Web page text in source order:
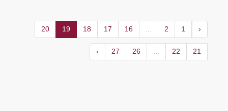
‹
1
2
...
16
17
18
19
20
21
22
...
26
27
›